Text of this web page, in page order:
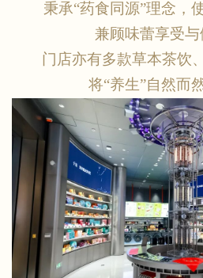
秉承“药食同源”理念，
兼顾味蕾享受
门店亦有多款草本茶饮
将“养生”自然而